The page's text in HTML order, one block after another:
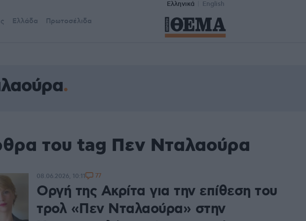
Ελληνικά English
Ελλάδα Πρωτοσέλιδα
του tag Πεν Νταλαούρα
Οργή της Ακρίτα για την επίθεση του
τρολ «Πεν Νταλαούρα» στην
08.06.2026, 10:11 77